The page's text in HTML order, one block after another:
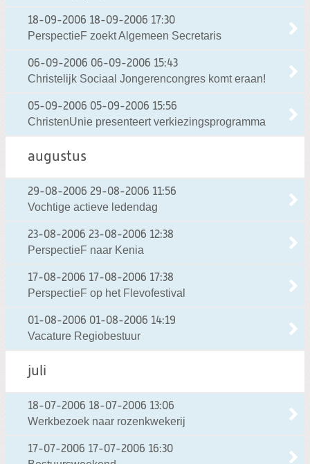
18-09-2006 18-09-2006 17:30
PerspectieF zoekt Algemeen Secretaris
06-09-2006 06-09-2006 15:43
Christelijk Sociaal Jongerencongres komt eraan!
05-09-2006 05-09-2006 15:56
ChristenUnie presenteert verkiezingsprogramma
augustus
29-08-2006 29-08-2006 11:56
Vochtige actieve ledendag
23-08-2006 23-08-2006 12:38
PerspectieF naar Kenia
17-08-2006 17-08-2006 17:38
PerspectieF op het Flevofestival
01-08-2006 01-08-2006 14:19
Vacature Regiobestuur
juli
18-07-2006 18-07-2006 13:06
Werkbezoek naar rozenkwekerij
17-07-2006 17-07-2006 16:30